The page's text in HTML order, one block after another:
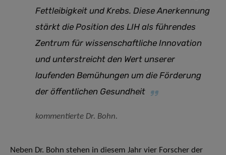
Fettleibigkeit und Krebs. Diese Anerkennung
stärkt die Position des LIH als führendes
Zentrum für wissenschaftliche Innovation
und unterstreicht den Wert unserer
laufenden Bemühungen um die Förderung
der öffentlichen Gesundheit
kommentierte Dr. Bohn.
Neben Dr. Bohn stehen in diesem Jahr vier Forscher der